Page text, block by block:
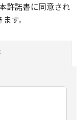
許諾書に同意され
す。